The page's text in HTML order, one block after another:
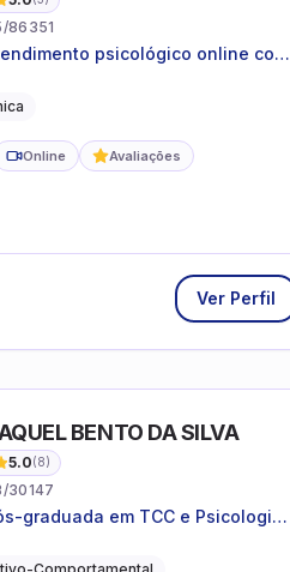
86351
psicológico online com
Online Avaliações
Ver Perfil
BENTO DA SILVA
5.0(8)
30147
graduada em TCC e Psicologia